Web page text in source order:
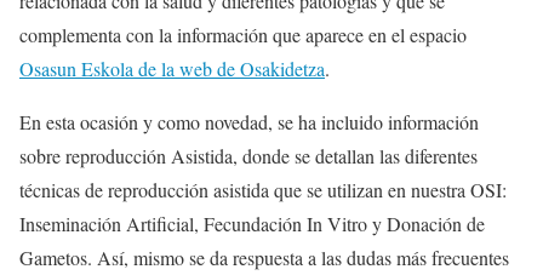
complementa con la información que aparece en el espacio
Osasun Eskola de la web de Osakidetza.
En esta ocasión y como novedad, se ha incluido información
sobre reproducción Asistida, donde se detallan las diferentes
técnicas de reproducción asistida que se utilizan en nuestra OSI:
Inseminación Artificial, Fecundación In Vitro y Donación de
Gametos. Así, mismo se da respuesta a las dudas más frecuentes